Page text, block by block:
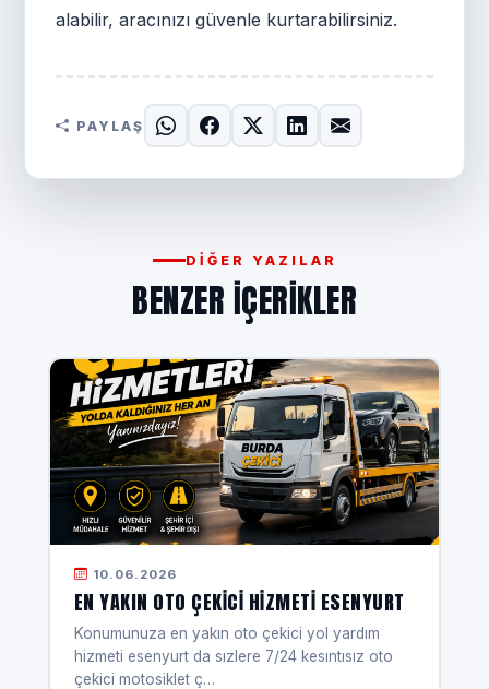
alabilir, aracınızı güvenle kurtarabilirsiniz.
PAYLAŞ
DIĞER YAZILAR
BENZER IÇERIKLER
10.06.2026
EN YAKIN OTO ÇEKICI HIZMETI ESENYURT
Konumunuza en yakın oto çekici yol yardım
hizmeti esenyurt da sızlere 7/24 kesıntısız oto
çekici motosiklet ç…